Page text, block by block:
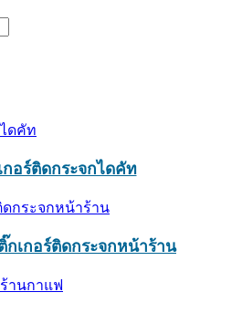
กอร์ติดกระจกไดคัท
เกอร์ติดกระจกหน้าร้าน